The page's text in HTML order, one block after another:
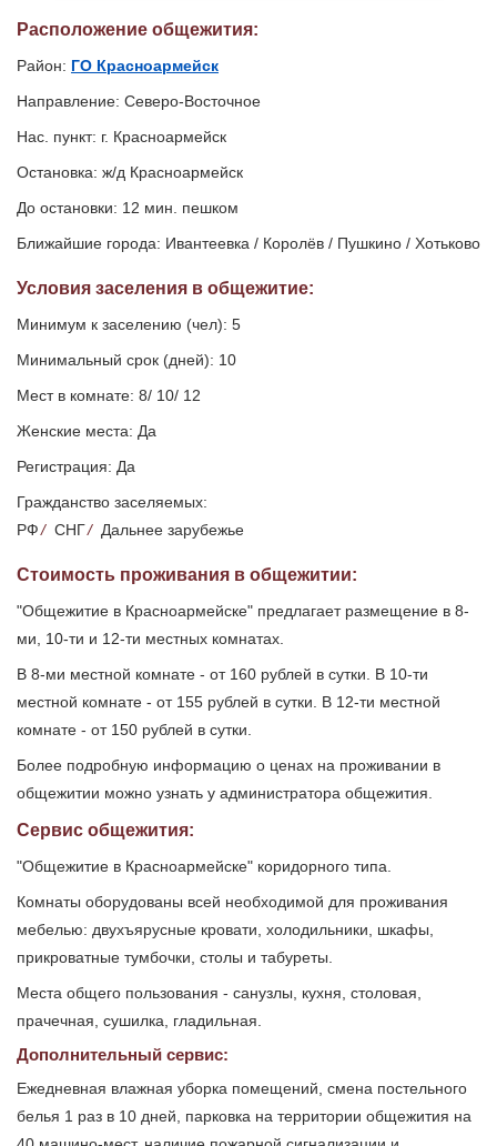
Расположение общежития:
Район: ГО Красноармейск
Направление: Северо-Восточное
Нас. пункт: г. Красноармейск
Остановка: ж/д Красноармейск
До остановки: 12 мин. пешком
Ближайшие города: Ивантеевка / Королёв / Пушкино / Хотьково
Условия заселения в общежитие:
Минимум к заселению (чел): 5
Минимальный срок (дней): 10
Мест в комнате: 8/ 10/ 12
Женские места: Да
Регистрация: Да
Гражданство заселяемых:
РФ/ СНГ/ Дальнее зарубежье
Стоимость проживания в общежитии:
"Общежитие в Красноармейске" предлагает размещение в 8-
ми, 10-ти и 12-ти местных комнатах.
В 8-ми местной комнате - от 160 рублей в сутки. В 10-ти
местной комнате - от 155 рублей в сутки. В 12-ти местной
комнате - от 150 рублей в сутки.
Более подробную информацию о ценах на проживании в
общежитии можно узнать у администратора общежития.
Сервис общежития:
"Общежитие в Красноармейске" коридорного типа.
Комнаты оборудованы всей необходимой для проживания
мебелью: двухъярусные кровати, холодильники, шкафы,
прикроватные тумбочки, столы и табуреты.
Места общего пользования - санузлы, кухня, столовая,
прачечная, сушилка, гладильная.
Дополнительный сервис:
Ежедневная влажная уборка помещений, смена постельного
белья 1 раз в 10 дней, парковка на территории общежития на